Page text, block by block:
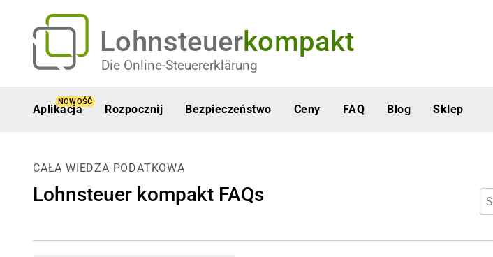
Lohnsteuerkompakt
Die Online-Steuererklärung
Aplikacja
NOWOŚĆ
Rozpocznij Bezpieczeństwo Ceny FAQ Blog Sklep
CAŁA WIEDZA PODATKOWA
Lohnsteuer kompakt FAQs